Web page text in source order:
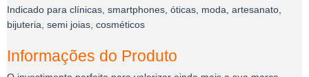
Indicado para clínicas, smartphones, óticas, moda, artesanato,
bijuteria, semi joias, cosméticos
Informações do Produto